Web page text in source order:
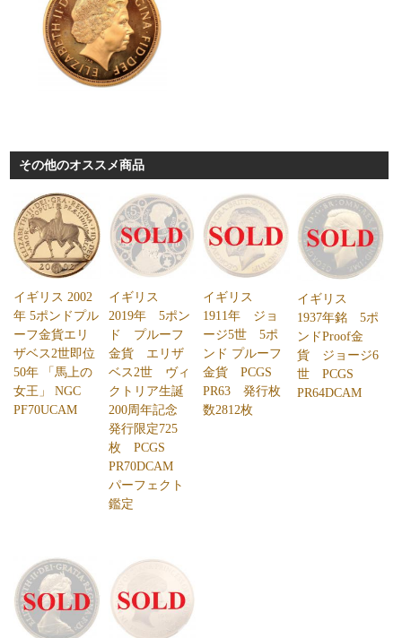
その他のオススメ商品
イギリス 2002
年 5ポンドプル
ーフ金貨エリ
ザベス2世即位
50年 「馬上の
女王」 NGC
PF70UCAM
イギリス
2019年 5ポン
ド プルーフ
金貨 エリザ
ベス2世 ヴィ
クトリア生誕
200周年記念
発行限定725
枚 PCGS
PR70DCAM
パーフェクト
鑑定
イギリス
1911年 ジョ
ージ5世 5ポ
ンド プルーフ
金貨 PCGS
PR63 発行枚
数2812枚
イギリス
1937年銘 5ポ
ンドProof金
貨 ジョージ6
世 PCGS
PR64DCAM